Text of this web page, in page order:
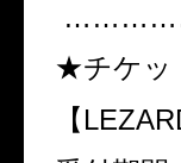
★チケッ
【